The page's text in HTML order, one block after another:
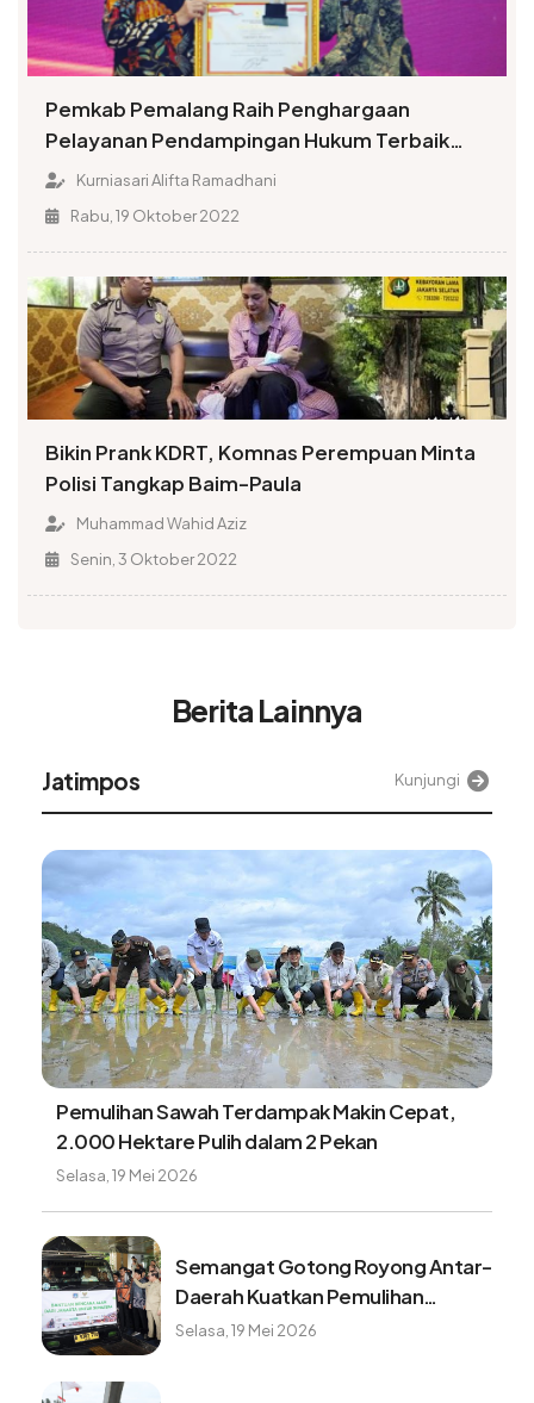
Pemkab Pemalang Raih Penghargaan
Pelayanan Pendampingan Hukum Terbaik
Nasional
Kurniasari Alifta Ramadhani
Rabu, 19 Oktober 2022
Bikin Prank KDRT, Komnas Perempuan Minta
Polisi Tangkap Baim-Paula
Muhammad Wahid Aziz
Senin, 3 Oktober 2022
Berita Lainnya
Kunjungi
Sawah Terdampak Makin Cepat,
Hektare Pulih dalam 2 Pekan
19 Mei 2026
Semangat Gotong Royong Antar-
Daerah Kuatkan Pemulihan
Pascabencana Sumatera
Selasa, 19 Mei 2026